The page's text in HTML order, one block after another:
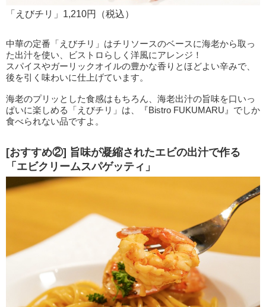
「えびチリ」1,210円（税込）
中華の定番「えびチリ」はチリソースのベースに海老から取っ
た出汁を使い、ビストロらしく洋風にアレンジ！
スパイスやガーリックオイルの豊かな香りとほどよい辛みで、
後を引く味わいに仕上げています。
海老のプリッとした食感はもちろん、海老出汁の旨味を口いっ
ぱいに楽しめる「えびチリ」は、『Bistro FUKUMARU』でしか
食べられない品ですよ。
[おすすめ②] 旨味が凝縮されたエビの出汁で作る
「エビクリームスパゲッティ」